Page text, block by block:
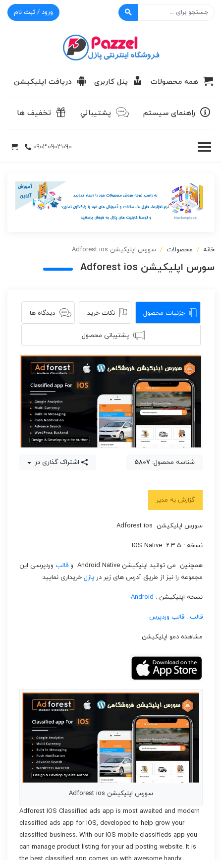
ورود / ثبت نام
همه محصولات پنل کاربری دریافت اپلیکیشن
راهنمای سیستم پشتيباني تخفیف ها
09030903090
خانه محصولات سورس اپلیکیشن Adforest ios
سورس اپلیکیشن Adforest ios
جزئیات محصول نکات خرید دیدگاه ها
پشتیبانی محصول
شناسه محصول: 5807 اشتراک گذاری در
گزارش به مدیر
سورس اپلیکیشن Adforest ios
نسخه : ۲.۳.۵ IOS Native
همچنین می توانید اپلیکیشن Android Native و قالب وردپرسی این
مجموعه را نیز از طریق آدرس های زیر در پازل خریداری نمایید
نسخه اپلیکیشن :
قالب : قالب وردپرس
مشاهده دمو اپلیکیشن
سورس اپلیکیشن Adforest ios
Adforest IOS Classified ads app is most awaited and modern
classified ads app for IOS, developed to help grow your
classified business. With our IOS mobile classifieds app you
can manage product listing for your ad posting website. It is